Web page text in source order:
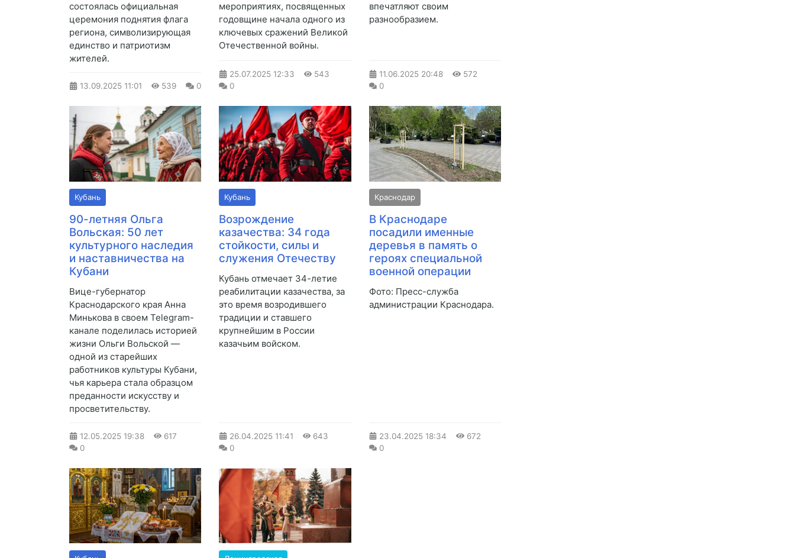
состоялась официальная
церемония поднятия флага
региона, символизирующая
единство и патриотизм
жителей.
13.09.2025 11:01 539 0
мероприятиях, посвященных
годовщине начала одного из
ключевых сражений Великой
Отечественной войны.
25.07.2025 12:33
543
0
впечатляют своим
разнообразием.
11.06.2025 20:48
572
0
Кубань
90-летняя Ольга
Вольская: 50 лет
культурного наследия
и наставничества на
Кубани
Вице-губернатор
Краснодарского края Анна
Минькова в своем Telegram-
канале поделилась историей
жизни Ольги Вольской —
одной из старейших
работников культуры Кубани,
чья карьера стала образцом
преданности искусству и
просветительству.
12.05.2025 19:38
617
0
Кубань
Возрождение
казачества: 34 года
стойкости, силы и
служения Отечеству
Кубань отмечает 34-летие
реабилитации казачества, за
это время возродившего
традиции и ставшего
крупнейшим в России
казачьим войском.
26.04.2025 11:41
643
0
Краснодар
В Краснодаре
посадили именные
деревья в память о
героях специальной
военной операции
Фото: Пресс-служба
администрации Краснодара.
23.04.2025 18:34
672
0